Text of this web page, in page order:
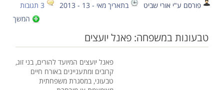
פורסם ע"י אורי שביט בתאריך מאי - 13 - 2013
3 תגובות
המשך
טבעונות במשפחה: פאנל יועצים
פאנל יועצים המיועד להורים, בני זוג,
קרובים ומתעניינים באורח חיים
טבעוני, במסגרת משפחתית